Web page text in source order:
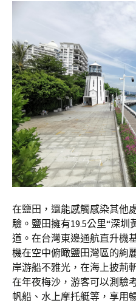
在鹽田，還能感觸感染其他
驗。鹽田擁有19.5公里“深
道。在台灣東邊通航直升機
機在空中俯瞰鹽田灣區的絢
岸游船不雅光，在海上披荊
在年夜梅沙，游客可以測驗
帆船、水上摩托艇等，享用